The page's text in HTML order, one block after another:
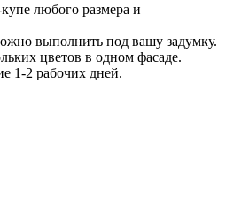
любого размера и
выполнить под вашу задумку.
цветов в одном фасаде.
1-2 рабочих дней.